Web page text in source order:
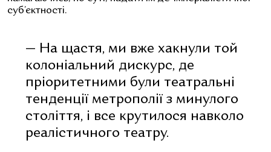
суб’єктності.
— На щастя, ми вже хакнули той
колоніальний дискурс, де
пріоритетними були театральні
тенденції метрополії з минулого
століття, і все крутилося навколо
реалістичного театру.